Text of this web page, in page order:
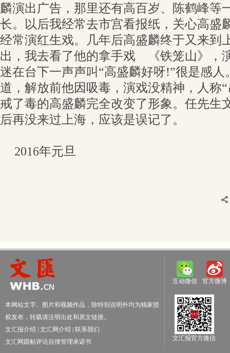
麟演出广告，那里还有高百岁、陈鹤峰等
长。以后我经常去市宫看报纸，关心高盛
经常演红生戏。几年后高盛麟终于又来到
出，我去看了他的拿手戏 《铁笼山》，
迷在台下一声声叫“高盛麟好呀!”很是感
道，解放前他因吸毒，演戏没精神，人称
戒了毒的高盛麟完全改变了形象。任先生
后再没来过上海，应该是误记了。
2016年元旦
本网站文字、图片和视频作品，除特别说明外均为独家授
权发布，转载请注明出处和原文链接。
文汇报介绍
文汇网介绍
联系我们
文汇网跟帖评论自律管理承诺书
互动微信 官方微博
文汇报官方微信